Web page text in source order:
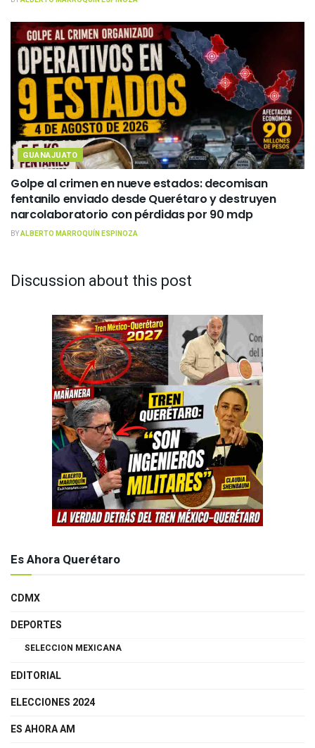
GUANAJUATO
Golpe al crimen en nueve estados: decomisan
fentanilo enviado desde Querétaro y destruyen
narcolaboratorio con pérdidas por 90 mdp
BYALBERTO MARROQUÍN ESPINOZA
Discussion about this post
Es Ahora Querétaro
CDMX
DEPORTES
SELECCION MEXICANA
EDITORIAL
ELECCIONES 2024
ES AHORA AM